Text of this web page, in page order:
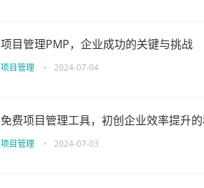
项目管理PMP，企业成功的关键与挑战
项目管理 • 2024-07-04
免费项目管理工具，初创企业效率提升
项目管理 • 2024-07-03